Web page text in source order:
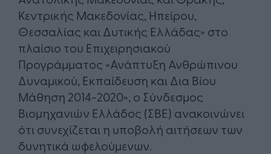
Κεντρικής Μακεδονίας, Ηπείρου,
Θεσσαλίας και Δυτικής Ελλάδας» στο
πλαίσιο του Επιχειρησιακού
Προγράμματος «Ανάπτυξη Ανθρώπινου
Δυναμικού, Εκπαίδευση και Δια Βίου
Μάθηση 2014-2020», ο Σύνδεσμος
Βιομηχανιών Ελλάδος (ΣΒΕ) ανακοινώνει
ότι συνεχίζεται η υποβολή αιτήσεων των
δυνητικά ωφελούμενων.